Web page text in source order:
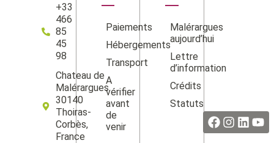
+33
466
85
45
98
Chateau de
Malérargues
30140
Thoiras-
Corbès,
France
Paiements
Hébergements
Transport
A
vérifier
avant
de
venir
Malérargues
aujourd’hui
Lettre
d’information
Crédits
Statuts